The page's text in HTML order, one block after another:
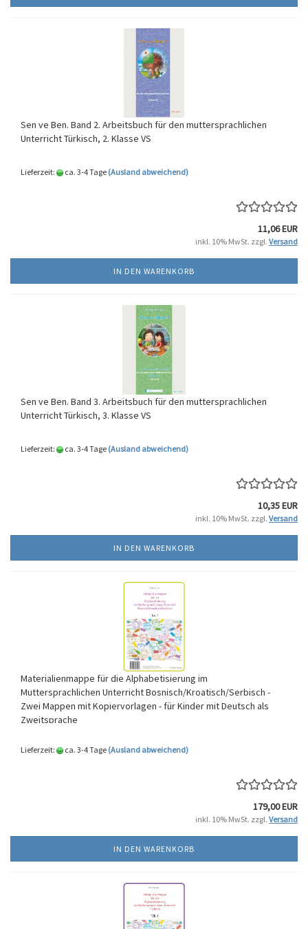
Sen ve Ben. Band 2. Arbeitsbuch für den muttersprachlichen
Unterricht Türkisch, 2. Klasse VS
Lieferzeit: ca. 3-4 Tage (Ausland abweichend)
11,06 EUR
inkl. 10% MwSt. zzgl. Versand
IN DEN WARENKORB
Sen ve Ben. Band 3. Arbeitsbuch für den muttersprachlichen
Unterricht Türkisch, 3. Klasse VS
Lieferzeit: ca. 3-4 Tage (Ausland abweichend)
10,35 EUR
inkl. 10% MwSt. zzgl. Versand
IN DEN WARENKORB
Materialienmappe für die Alphabetisierung im
Muttersprachlichen Unterricht Bosnisch/Kroatisch/Serbisch -
Zwei Mappen mit Kopiervorlagen - für Kinder mit Deutsch als
Zweitsprache
Lieferzeit: ca. 3-4 Tage (Ausland abweichend)
179,00 EUR
inkl. 10% MwSt. zzgl. Versand
IN DEN WARENKORB